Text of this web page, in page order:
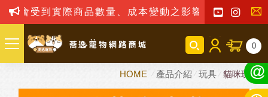
際商品數量、成本變動之影響，我司保留訂單接受與否
聯
我
0
HOME 產品介紹 玩具 貓咪玩具